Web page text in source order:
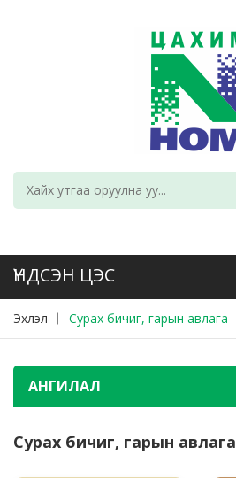
Эхлэл Сурах бичиг, гарын авлага
АНГИЛАЛ
Сурах бичиг, гарын авлага